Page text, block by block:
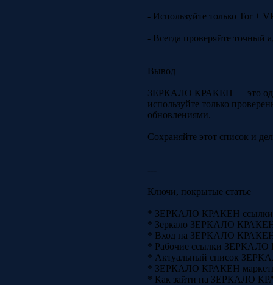
- Используйте только Tor +
- Всегда проверяйте точный
Вывод
ЗЕРКАЛО КРАКЕН — это один
используйте только
обновлениями.
Сохраняйте этот список и
---
Ключи, покрытые статье
* ЗЕРКАЛО КРАКЕН ссылки
* Зеркало ЗЕРКАЛО
* Вход на ЗЕРКАЛО
* Рабочие ссылки
* Актуальный список
* ЗЕРКАЛО КРАКЕН
* Как зайти на ЗЕРКАЛО